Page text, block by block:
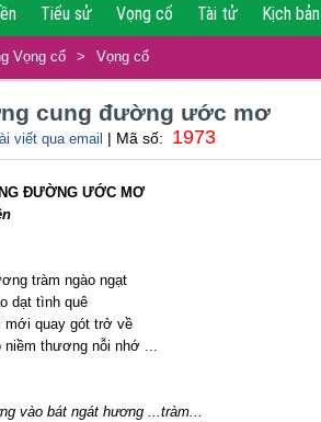
Tiểu sử Vọng cổ Tài tử Kịch bản
Vọng cổ > Vọng cổ
cung đường ước mơ
viết qua email | Mã số: 1973
ĐƯỜNG ƯỚC MƠ
tràm ngào ngạt
dạt tình quê
mới quay gót trở về
niềm thương nỗi nhớ ...
vào bát ngát hương ...tràm...